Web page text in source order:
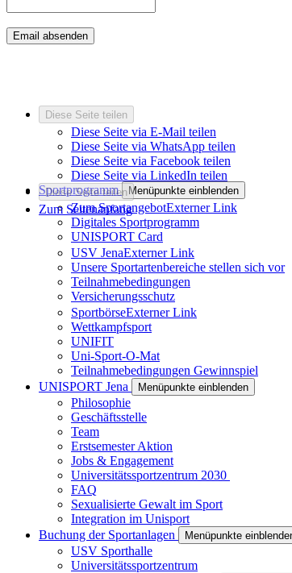
Diese Seite teilen
Diese Seite via E-Mail teilen
Diese Seite via WhatsApp teilen
Diese Seite via Facebook teilen
Diese Seite via LinkedIn teilen
Diese Seite teilen
Zum Seitenanfang
Sportprogramm Menüpunkte einblenden
Zum SportangebotExterner Link
Digitales Sportprogramm
UNISPORT Card
USV JenaExterner Link
Unsere Sportartenbereiche stellen sich vor
Teilnahmebedingungen
Versicherungsschutz
SportbörseExterner Link
Wettkampfsport
UNIFIT
Uni-Sport-O-Mat
Teilnahmebedingungen Gewinnspiel
UNISPORT Jena
Menüpunkte einblenden
Philosophie
Geschäftsstelle
Team
Erstsemester Aktion
Jobs & Engagement
Universitätssportzentrum 2030
FAQ
Sexualisierte Gewalt im Sport
Integration im Unisport
Buchung der Sportanlagen
Menüpunkte
USV Sporthalle
Universitätssportzentrum